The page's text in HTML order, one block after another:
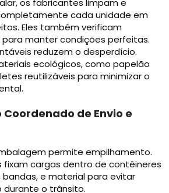
os fabricantes limpam e
cada unidade em
Eles também verificam
manter condições perfeitas.
​​reduzem o desperdício.
ecológicos, como papelão
reutilizáveis ​​para minimizar o
de Envio e
permite empilhamento.
fixam cargas dentro de contêineres
bandas, e material para evitar
o trânsito.